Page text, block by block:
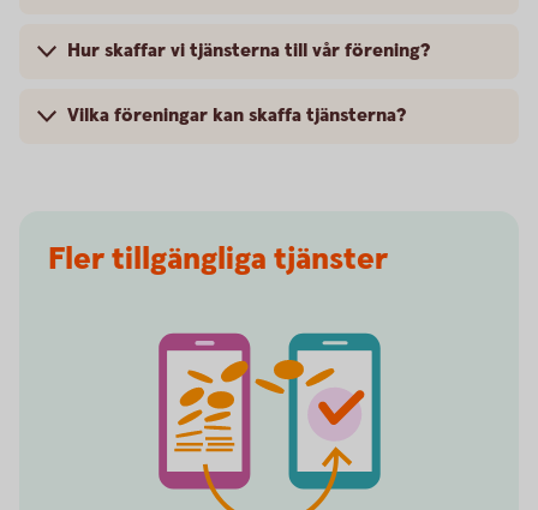
Hur skaffar vi tjänsterna till vår förening?
Vilka föreningar kan skaffa tjänsterna?
Fler tillgängliga tjänster